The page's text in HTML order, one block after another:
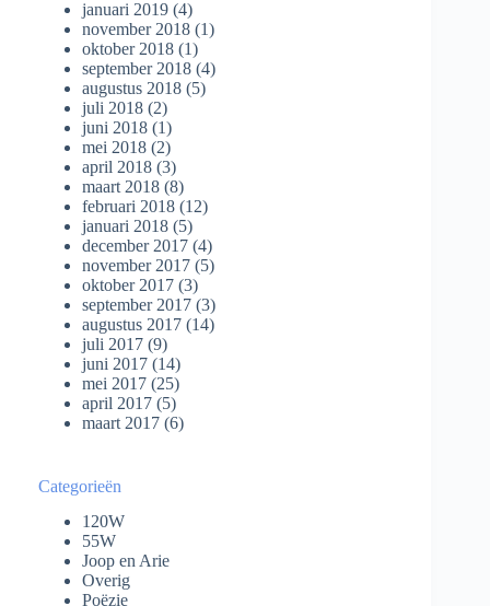
januari 2019 (4)
november 2018 (1)
oktober 2018 (1)
september 2018 (4)
augustus 2018 (5)
juli 2018 (2)
juni 2018 (1)
mei 2018 (2)
april 2018 (3)
maart 2018 (8)
februari 2018 (12)
januari 2018 (5)
december 2017 (4)
november 2017 (5)
oktober 2017 (3)
september 2017 (3)
augustus 2017 (14)
juli 2017 (9)
juni 2017 (14)
mei 2017 (25)
april 2017 (5)
maart 2017 (6)
Categorieën
120W
55W
Joop en Arie
Overig
Poëzie